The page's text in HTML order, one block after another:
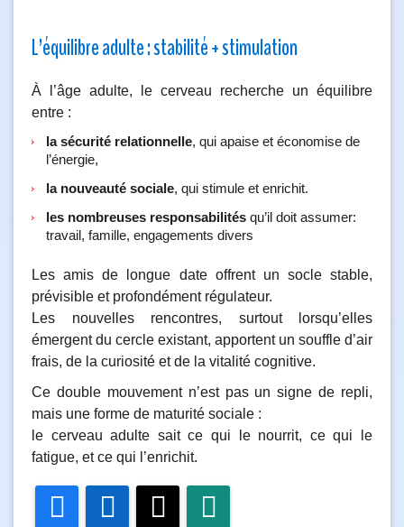
L’équilibre adulte : stabilité + stimulation
À l’âge adulte, le cerveau recherche un équilibre
entre :
la sécurité relationnelle, qui apaise et économise de
l’énergie,
la nouveauté sociale, qui stimule et enrichit.
les nombreuses responsabilités qu’il doit assumer:
travail, famille, engagements divers
Les amis de longue date offrent un socle stable,
prévisible et profondément régulateur.
Les nouvelles rencontres, surtout lorsqu’elles
émergent du cercle existant, apportent un souffle d’air
frais, de la curiosité et de la vitalité cognitive.
Ce double mouvement n’est pas un signe de repli,
mais une forme de maturité sociale :
le cerveau adulte sait ce qui le nourrit, ce qui le
fatigue, et ce qui l’enrichit.